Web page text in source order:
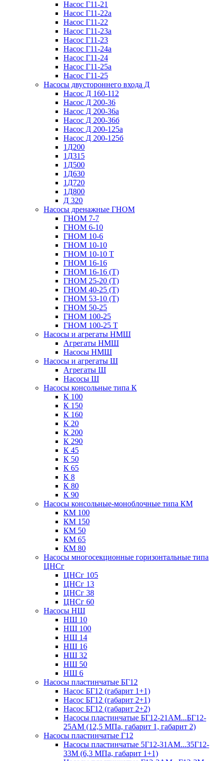
Насос Г11-21
Насос Г11-22а
Насос Г11-22
Насос Г11-23а
Насос Г11-23
Насос Г11-24а
Насос Г11-24
Насос Г11-25а
Насос Г11-25
Насосы двустороннего входа Д
Насос Д 160-112
Насос Д 200-36
Насос Д 200-36а
Насос Д 200-36б
Насос Д 200-125а
Насос Д 200-125б
1Д200
1Д315
1Д500
1Д630
1Д720
1Д800
Д 320
Насосы дренажные ГНОМ
ГНОМ 7-7
ГНОМ 6-10
ГНОМ 10-6
ГНОМ 10-10
ГНОМ 10-10 Т
ГНОМ 16-16
ГНОМ 16-16 (Т)
ГНОМ 25-20 (Т)
ГНОМ 40-25 (Т)
ГНОМ 53-10 (Т)
ГНОМ 50-25
ГНОМ 100-25
ГНОМ 100-25 Т
Насосы и агрегаты НМШ
Агрегаты НМШ
Насосы НМШ
Насосы и агрегаты Ш
Агрегаты Ш
Насосы Ш
Насосы консольные типа К
К 100
К 150
К 160
К 20
К 200
К 290
К 45
К 50
К 65
К 8
К 80
К 90
Насосы консольные-моноблочные типа КМ
КМ 100
КМ 150
КМ 50
КМ 65
КМ 80
Насосы многосекционные горизонтальные типа
ЦНСг
ЦНСг 105
ЦНСг 13
ЦНСг 38
ЦНСг 60
Насосы НШ
НШ 10
НШ 100
НШ 14
НШ 16
НШ 32
НШ 50
НШ 6
Насосы пластинчатые БГ12
Насос БГ12 (габарит 1+1)
Насос БГ12 (габарит 2+1)
Насос БГ12 (габарит 2+2)
Насосы пластинчатые БГ12-21АМ...БГ12-
25АМ (12,5 МПа, габарит 1, габарит 2)
Насосы пластинчатые Г12
Насосы пластинчатые 5Г12-31АМ...35Г12-
33М (6,3 МПа, габарит 1+1)